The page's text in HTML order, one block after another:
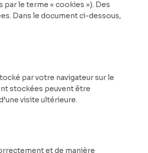
le terme « cookies »). Des
Dans le document ci-dessous,
par votre navigateur sur le
stockées peuvent être
visite ultérieure.
et de manière